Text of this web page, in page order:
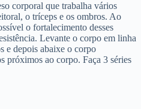
corporal que trabalha vários
o tríceps e os ombros. Ao
o fortalecimento desses
Levante o corpo em linha
e depois abaixe o corpo
próximos ao corpo. Faça 3 séries